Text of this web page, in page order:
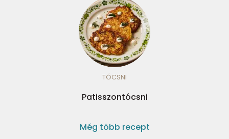
TÓCSNI
Patisszontócsni
Még több recept